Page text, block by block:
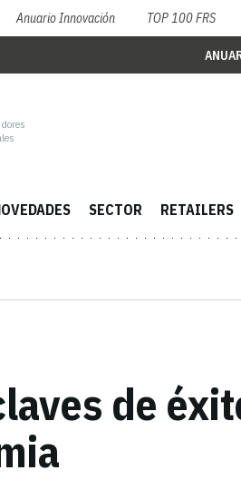
Anuario Innovación TOP 100 FRS
SECTOR RETAILERS
de